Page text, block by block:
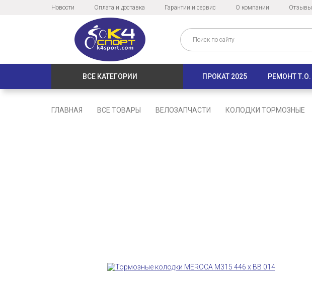
Новости Оплата и доставка Гарантии и сервис О компании Отзывы
ВСЕ КАТЕГОРИИ ПРОКАТ 2025 РЕМОНТ Т.О.
ГЛАВНАЯ ВСЕ ТОВАРЫ ВЕЛОЗАПЧАСТИ КОЛОДКИ ТОРМОЗНЫЕ